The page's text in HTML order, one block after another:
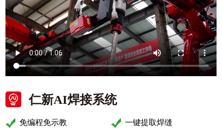
仁新AI焊接系统
免编程免示教 一键提取焊缝